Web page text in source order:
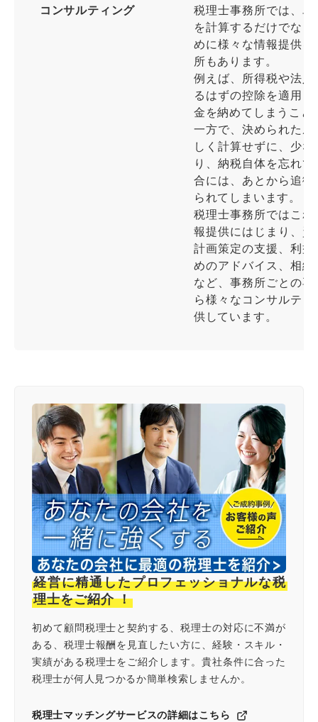
コンサルティング
税理士事務所では、
を計算するだけでな
めに様々な情報提供
所もあります。
例えば、所得税や法
るはずの控除を適用
金を納めてしまうこと
一方で、決められた
しく計算せずに、少
り、納税自体を忘れ
合には、あとから追
られてしまいます。
税理士事務所ではこ
報提供にはじまり、
計画策定の支援、利
めのアドバイス、相
など、事務所ごとの
ら様々なコンサルテ
供しています。
経営に精通したプロフェッショナルな税
理士をご紹介 ！
初めて顧問税理士と契約する、税理士の対応に不満が
ある、税理士報酬を見直したい方に、経験・スキル・
実績がある税理士をご紹介します。貴社条件に合った
税理士が何人見つかるか簡単検索しませんか。
税理士マッチングサービスの詳細はこちら